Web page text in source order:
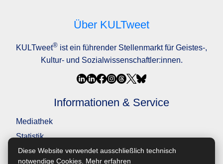
Diese Website verwendet ausschließlich technisch
notwendige Cookies. Mehr erfahren
Über KULTweet
KULTweet® ist ein führender Stellenmarkt für Geistes-,
Kultur- und Sozialwissenschaftler:innen.
Informationen & Service
Mediathek
Statistik
Barrierefreiheit